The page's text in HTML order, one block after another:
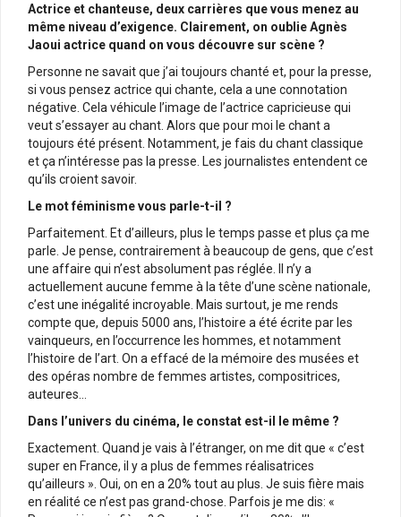
Actrice et chanteuse, deux carrières que vous menez au
même niveau d’exigence. Clairement, on oublie Agnès
Jaoui actrice quand on vous découvre sur scène ?
Personne ne savait que j’ai toujours chanté et, pour la presse,
si vous pensez actrice qui chante, cela a une connotation
négative. Cela véhicule l’image de l’actrice capricieuse qui
veut s’essayer au chant. Alors que pour moi le chant a
toujours été présent. Notamment, je fais du chant classique
et ça n’intéresse pas la presse. Les journalistes entendent ce
qu’ils croient savoir.
Le mot féminisme vous parle-t-il ?
Parfaitement. Et d’ailleurs, plus le temps passe et plus ça me
parle. Je pense, contrairement à beaucoup de gens, que c’est
une affaire qui n’est absolument pas réglée. Il n’y a
actuellement aucune femme à la tête d’une scène nationale,
c’est une inégalité incroyable. Mais surtout, je me rends
compte que, depuis 5000 ans, l’histoire a été écrite par les
vainqueurs, en l’occurrence les hommes, et notamment
l’histoire de l’art. On a effacé de la mémoire des musées et
des opéras nombre de femmes artistes, compositrices,
auteures…
Dans l’univers du cinéma, le constat est-il le même ?
Exactement. Quand je vais à l’étranger, on me dit que « c’est
super en France, il y a plus de femmes réalisatrices
qu’ailleurs ». Oui, on en a 20% tout au plus. Je suis fière mais
en réalité ce n’est pas grand-chose. Parfois je me dis: «